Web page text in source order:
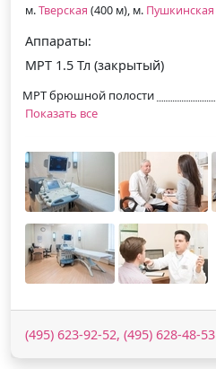
м.Тверская (400 м), м. Пушкинская
Аппараты:
МРТ 1.5 Тл (закрытый)
МРТ брюшной полости
Показать все
(495) 623-92-52, (495) 628-48-53